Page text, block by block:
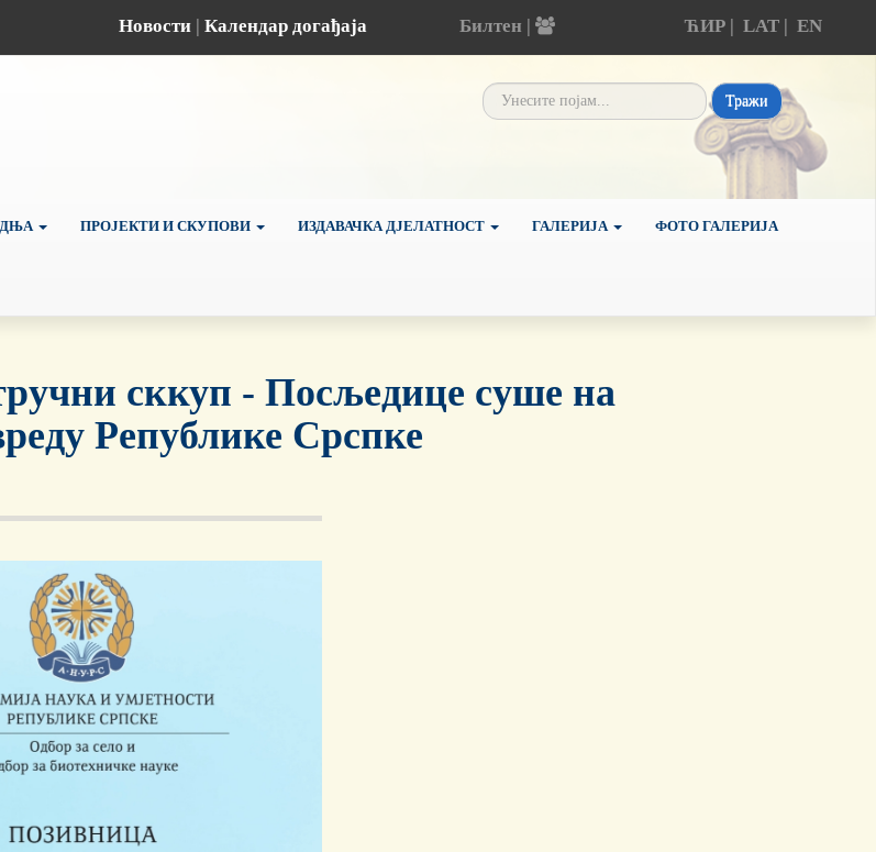
Новости | Календар догађаја Билтен | ЋИР| LAT| EN
Тражи
ПРОЈЕКТИ И СКУПОВИ ИЗДАВАЧКА ДЈЕЛАТНОСТ ГАЛЕРИЈА ФОТО ГАЛЕРИЈА
сккуп - Посљедице суше на
Републике Срспке